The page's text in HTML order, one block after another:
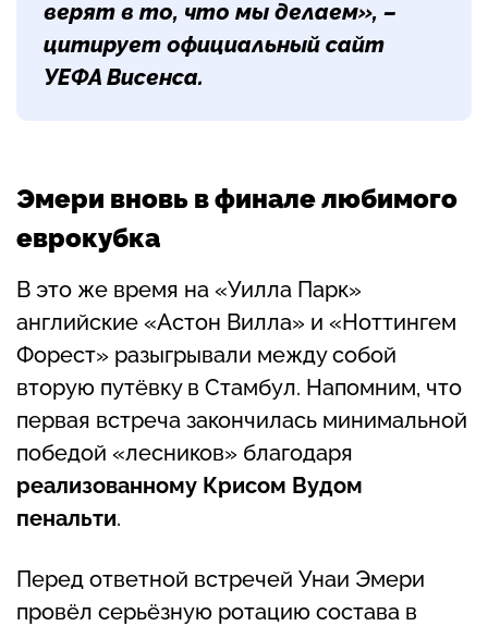
верят в то, что мы делаем», –
цитирует официальный сайт
УЕФА Висенса.
Эмери вновь в финале любимого
еврокубка
В это же время на «Уилла Парк»
английские «Астон Вилла» и «Ноттингем
Форест» разыгрывали между собой
вторую путёвку в Стамбул. Напомним, что
первая встреча закончилась минимальной
победой «лесников» благодаря
реализованному Крисом Вудом
пенальти.
Перед ответной встречей Унаи Эмери
провёл серьёзную ротацию состава в